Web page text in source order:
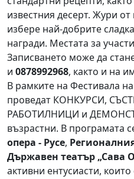
известния десерт. Жури
избере най-добрите
награди. Местата за
Записването може да
и 0878992968, както и на
В рамките на Фестивала
проведат КОНКУРСИ,
РАБОТИЛНИЦИ и
възрастни. В програмата
опера - Русе,
Държавен театър „Сава
активни ентусиасти,